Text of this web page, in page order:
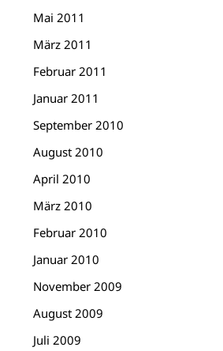
Mai 2011
März 2011
Februar 2011
Januar 2011
September 2010
August 2010
April 2010
März 2010
Februar 2010
Januar 2010
November 2009
August 2009
Juli 2009